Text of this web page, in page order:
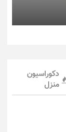
دکوراسیون
منزل